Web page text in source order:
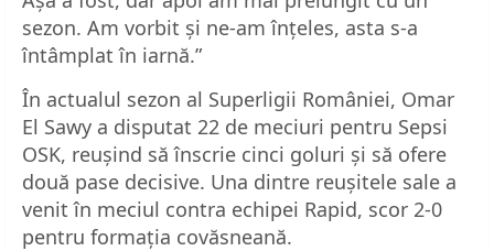
sezon. Am vorbit și ne-am înțeles, asta s-a
întâmplat în iarnă.”
În actualul sezon al Superligii României, Omar
El Sawy a disputat 22 de meciuri pentru Sepsi
OSK, reușind să înscrie cinci goluri și să ofere
două pase decisive. Una dintre reușitele sale a
venit în meciul contra echipei Rapid, scor 2-0
pentru formația covăsneană.